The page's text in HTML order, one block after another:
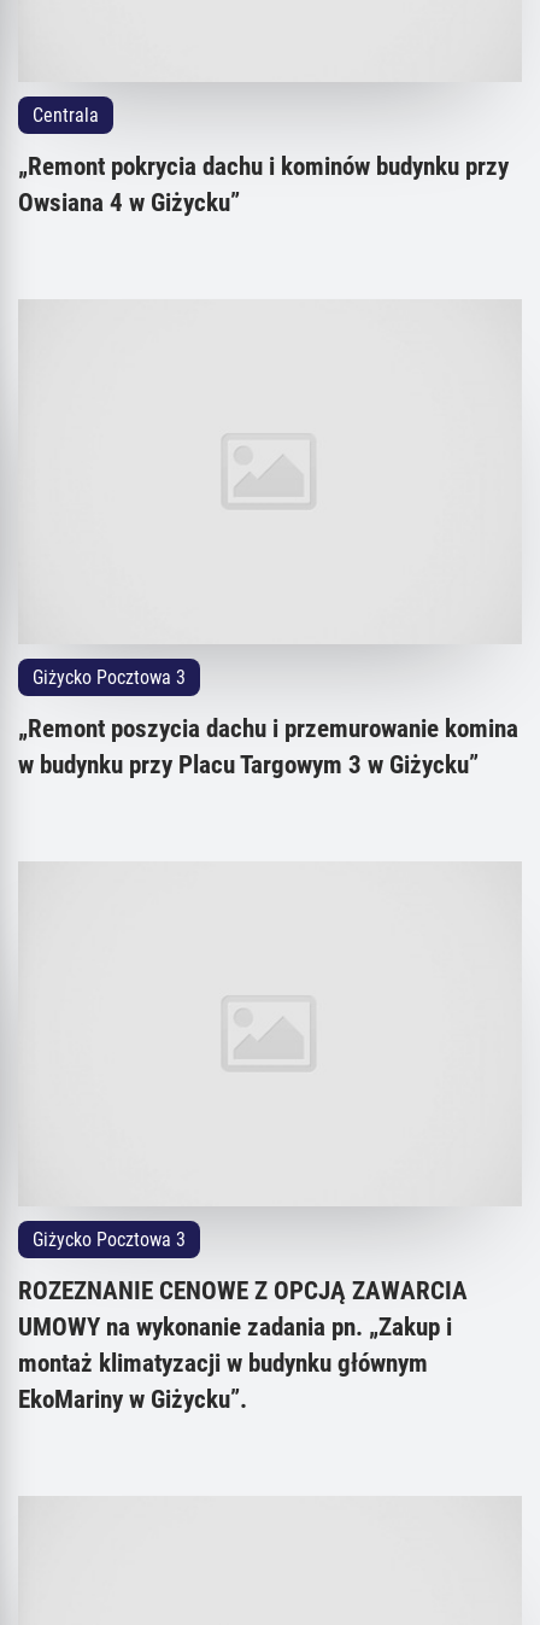
Centrala
„Remont pokrycia dachu i kominów budynku przy
Owsiana 4 w Giżycku”
Giżycko Pocztowa 3
„Remont poszycia dachu i przemurowanie komina
w budynku przy Placu Targowym 3 w Giżycku”
Giżycko Pocztowa 3
ROZEZNANIE CENOWE Z OPCJĄ ZAWARCIA
UMOWY na wykonanie zadania pn. „Zakup i
montaż klimatyzacji w budynku głównym
EkoMariny w Giżycku”.